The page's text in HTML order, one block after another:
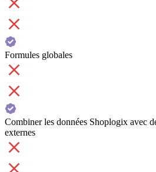
Formules globales
Combiner les données Shoplogix avec
externes